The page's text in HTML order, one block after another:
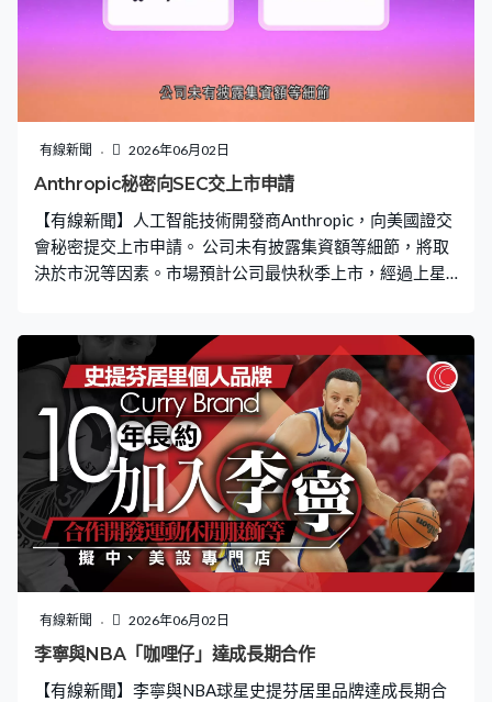
有線新聞 2026年06月02日
Anthropic秘密向SEC交上市申請
【有線新聞】人工智能技術開發商Anthropic，向美國證交
會秘密提交上市申請。 公司未有披露集資額等細節，將取
決於市況等因素。市場預計公司最快秋季上市，經過上星
有線新聞 2026年06月02日
李寧與NBA「咖哩仔」達成長期合作
【有線新聞】李寧與NBA球星史提芬居里品牌達成長期合